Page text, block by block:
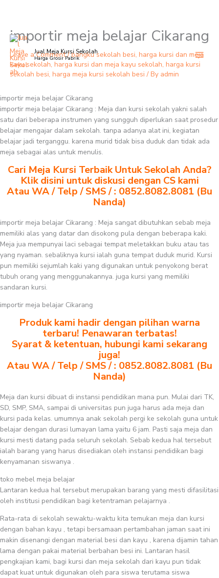
Skip
content
Jual Meja Kursi Sekolah
Harga Grosir Pabrik
importir meja belajar Cikarang
Leave a Comment /bangku sekolah besi, harga kursi dan meja
kayu sekolah, harga kursi dan meja kayu sekolah, harga kursi
sekolah besi, harga meja kursi sekolah besi / By admin
importir meja belajar Cikarang
importir meja belajar Cikarang : Meja dan kursi sekolah yakni salah
satu dari beberapa instrumen yang sungguh diperlukan saat prosedur
belajar mengajar dalam sekolah. tanpa adanya alat ini, kegiatan
belajar jadi terganggu. karena murid tidak bisa duduk dan tidak ada
meja sebagai alas untuk menulis.
Cari Meja Kursi Terbaik Untuk Sekolah Anda?
Klik disini untuk diskusi dengan CS kami
Atau WA / Telp / SMS / : 0852.8082.8081 (Bu
Nanda)
importir meja belajar Cikarang : Meja sangat dibutuhkan sebab meja
memiliki alas yang datar dan disokong pula dengan beberapa kaki.
Meja jua mempunyai laci sebagai tempat meletakkan buku atau tas
yang nyaman. sebaliknya kursi ialah guna tempat duduk murid. Kursi
pun memiliki sejumlah kaki yang digunakan untuk penyokong berat
tubuh orang yang menggunakannya. juga kursi yang memiliki
sandaran kursi.
importir meja belajar Cikarang
Produk kami hadir dengan pilihan warna
terbaru! Penawaran terbatas!
Syarat & ketentuan, hubungi kami sekarang
juga!
Atau WA / Telp / SMS / : 0852.8082.8081 (Bu
Nanda)
Meja dan kursi dibuat di instansi pendidikan mana pun. Mulai dari TK,
SD, SMP, SMA, sampai di universitas pun juga harus ada meja dan
kursi pada kelas. umumnya anak sekolah pergi ke sekolah guna untuk
belajar dengan durasi lumayan lama yaitu 6 jam. Pasti saja meja dan
kursi mesti datang pada seluruh sekolah. Sebab kedua hal tersebut
ialah barang yang harus disediakan oleh instansi pendidikan bagi
kenyamanan siswanya .
toko mebel meja belajar
Lantaran kedua hal tersebut merupakan barang yang mesti difasilitasi
oleh institusi pendidikan bagi ketentraman pelajarnya .
Rata-rata di sekolah sewaktu-waktu kita temukan meja dan kursi
dengan bahan kayu , tetapi bersamaan pertambahan jaman saat ini
makin disenangi dengan material besi dan kayu , karena dijamin tahan
lama dengan pakai material berbahan besi ini. Lantaran hasil
pengkajian kami, bagi kursi dan meja sekolah dari kayu pun tidak
dapat kuat untuk digunakan oleh para siswa terutama siswa